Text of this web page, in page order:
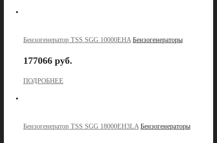
Бензогенератор TSS SGG 10000EHA Бензогенераторы
177066 руб.
ПОДРОБНЕЕ
Бензогенератор TSS SGG 18000EH3LA Бензогенераторы